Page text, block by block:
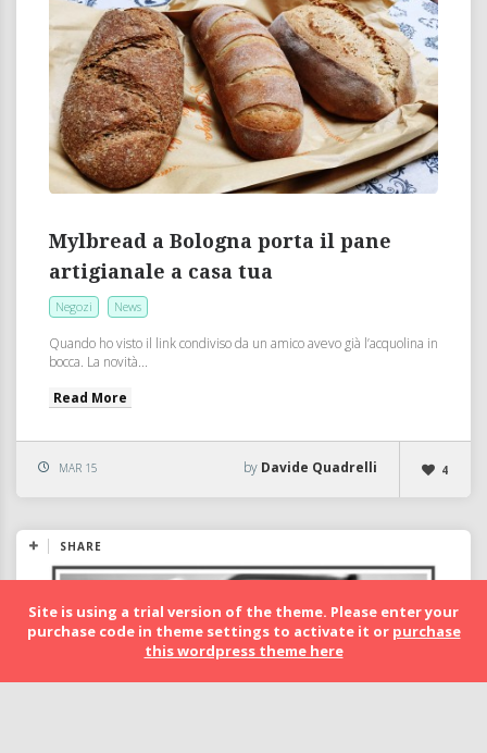
Mylbread a Bologna porta il pane
artigianale a casa tua
Negozi News
Quando ho visto il link condiviso da un amico avevo già l’acquolina in
bocca. La novità...
Read More
MAR 15 4
by Davide Quadrelli
SHARE
Site is using a trial version of the theme. Please enter your
purchase code in theme settings to activate it or purchase
this wordpress theme here